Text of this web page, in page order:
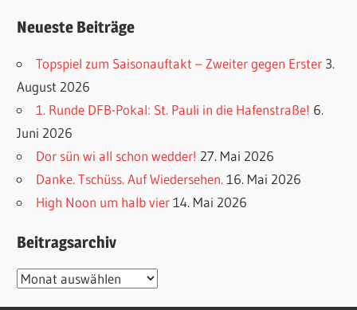
Neueste Beiträge
Topspiel zum Saisonauftakt – Zweiter gegen Erster 3.
August 2026
1. Runde DFB-Pokal: St. Pauli in die Hafenstraße! 6.
Juni 2026
Dor sün wi all schon wedder! 27. Mai 2026
Danke. Tschüss. Auf Wiedersehen. 16. Mai 2026
High Noon um halb vier 14. Mai 2026
Beitragsarchiv
Beitragsarchiv